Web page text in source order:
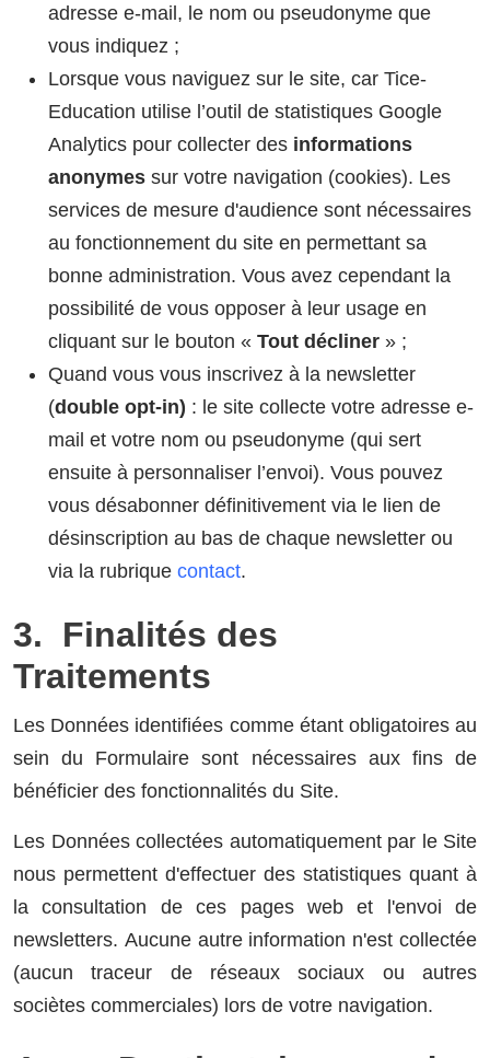
adresse e-mail, le nom ou pseudonyme que
vous indiquez ;
Lorsque vous naviguez sur le site, car Tice-
Education utilise l’outil de statistiques Google
Analytics pour collecter des informations
anonymes sur votre navigation (cookies). Les
services de mesure d'audience sont nécessaires
au fonctionnement du site en permettant sa
bonne administration. Vous avez cependant la
possibilité de vous opposer à leur usage en
cliquant sur le bouton « Tout décliner » ;
Quand vous vous inscrivez à la newsletter
(double opt-in) : le site collecte votre adresse e-
mail et votre nom ou pseudonyme (qui sert
ensuite à personnaliser l’envoi). Vous pouvez
vous désabonner définitivement via le lien de
désinscription au bas de chaque newsletter ou
via la rubrique contact.
3. Finalités des
Traitements
Les Données identifiées comme étant obligatoires au
sein du Formulaire sont nécessaires aux fins de
bénéficier des fonctionnalités du Site.
Les Données collectées automatiquement par le Site
nous permettent d'effectuer des statistiques quant à
la consultation de ces pages web et l'envoi de
newsletters. Aucune autre information n'est collectée
(aucun traceur de réseaux sociaux ou autres
sociètes commerciales) lors de votre navigation.